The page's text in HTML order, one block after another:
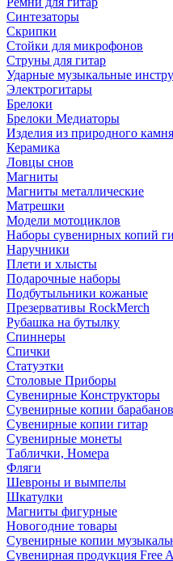
Синтезаторы
Скрипки
Стойки для микрофонов
Струны для гитар
Ударные музыкальные
Электрогитары
Брелоки
Брелоки Медиаторы
Изделия из природного
Керамика
Ловцы снов
Магниты
Магниты металлические
Матрешки
Модели мотоциклов
Наборы сувенирных копий
Наручники
Плети и хлысты
Подарочные наборы
Подбутыльники кожаные
Презервативы RockMerch
Рубашка на бутылку
Спиннеры
Спички
Статуэтки
Столовые Приборы
Сувенирные Конструкторы
Сувенирные копии барабанов
Сувенирные копии гитар
Сувенирные монеты
Таблички, Номера
Фляги
Шевроны и вымпелы
Шкатулки
Магниты фигурные
Новогодние товары
Сувенирные копии
Сувенирная продукция Free